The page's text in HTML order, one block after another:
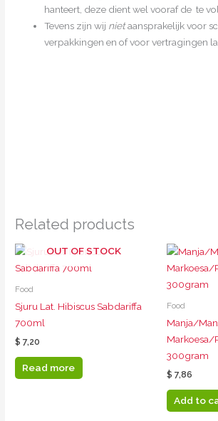
hanteert, deze dient wel vooraf de te
Tevens zijn wij nietaansprakelijk voor
verpakkingen en of voor vertragingen
Related products
OUT OF STOCK
Food
Sjuru Lat. Hibiscus Sabdariffa
700ml
$ 7,20
Read more
Food
Manja/
Markoesa/
300gram
$ 7,86
Add to